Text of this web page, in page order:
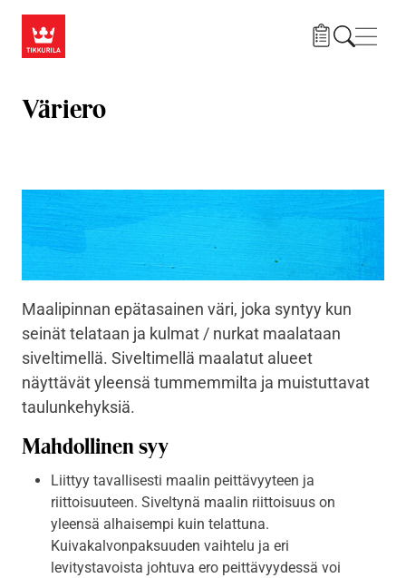
Väriero
Maalipinnan epätasainen väri, joka syntyy kun
seinät telataan ja kulmat / nurkat maalataan
siveltimellä. Siveltimellä maalatut alueet
näyttävät yleensä tummemmilta ja muistuttavat
taulunkehyksiä.
Mahdollinen syy
Liittyy tavallisesti maalin peittävyyteen ja
riittoisuuteen. Siveltynä maalin riittoisuus on
yleensä alhaisempi kuin telattuna.
Kuivakalvonpaksuuden vaihtelu ja eri
levitystavoista johtuva ero peittävyydessä voi